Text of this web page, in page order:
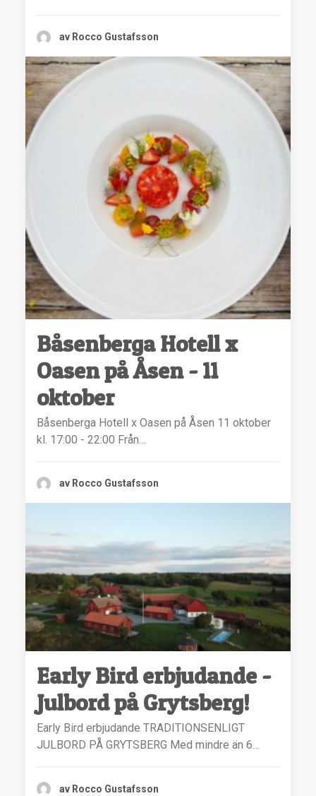
av Rocco Gustafsson
Båsenberga Hotell x
Oasen på Åsen - 11
oktober
Båsenberga Hotell x Oasen på Åsen 11 oktober
kl. 17:00 - 22:00 Från…
av Rocco Gustafsson
Early Bird erbjudande -
Julbord på Grytsberg!
Early Bird erbjudande TRADITIONSENLIGT
JULBORD PÅ GRYTSBERG Med mindre än 6…
av Rocco Gustafsson